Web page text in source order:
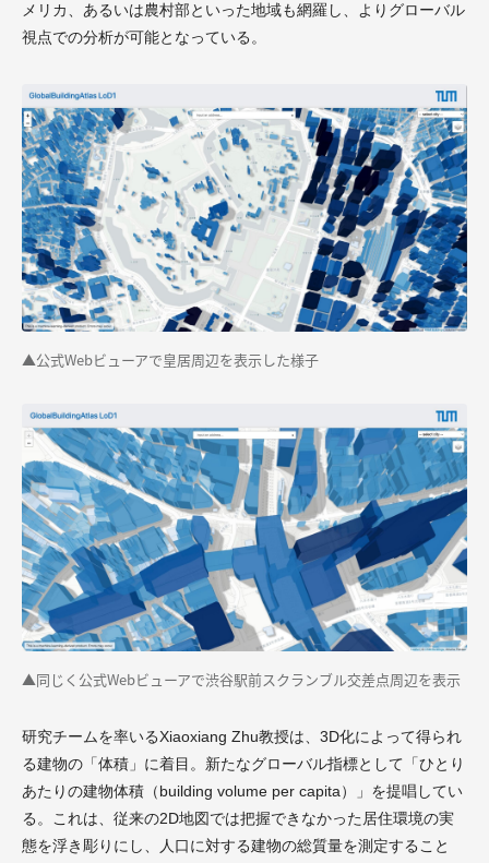
メリカ、あるいは農村部といった地域も網羅し、よりグローバル
視点での分析が可能となっている。
▲公式Webビューアで皇居周辺を表示した様子
▲同じく公式Webビューアで渋谷駅前スクランブル交差点周辺を表示
研究チームを率いるXiaoxiang Zhu教授は、3D化によって得られ
る建物の「体積」に着目。新たなグローバル指標として「ひとり
あたりの建物体積（building volume per capita）」を提唱してい
る。これは、従来の2D地図では把握できなかった居住環境の実
態を浮き彫りにし、人口に対する建物の総質量を測定すること